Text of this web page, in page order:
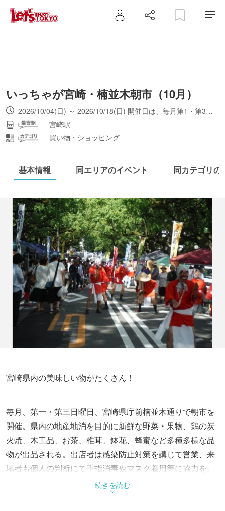
いっちゃが宮崎・楠並木朝市（10月）
2026/10/04(日) ～ 2026/10/18(日) 開催日は、毎月第1・第3日曜日（10月4日・18日）。
宮崎駅
買い物・ショッピング
基本情報 同エリアのイベント 同カテゴリの
宮崎県内の美味しい物がたくさん！
毎月、第一・第三日曜日、宮崎県庁前楠並木通りで朝市を
開催。県内の地産地消を目的に新鮮な野菜・果物、鶏の炭
火焼、木工品、お茶、椎茸、鉢花、蜂蜜など多種多様な品
物が出品される。出店者は感染防止対策を講じて営業、来
場者も個人の判断にて手指消毒やマスク着用等に協力を。
出店一覧及び最新情報はInstagram参照。
続きを読む